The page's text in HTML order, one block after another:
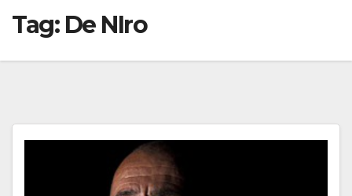
Tag: De NIro